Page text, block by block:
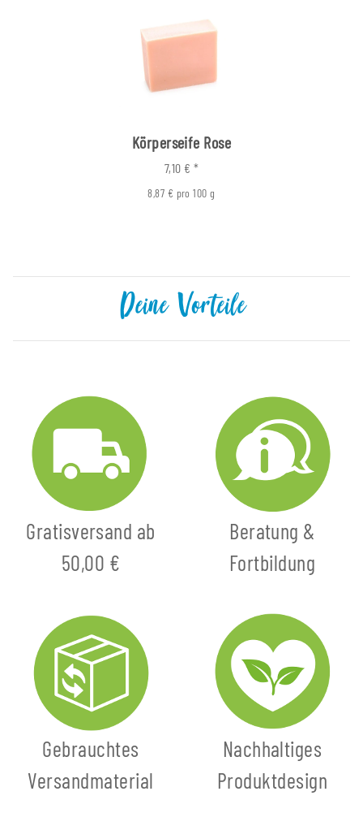
Körperseife Rose
7,10 € *
8,87 € pro 100 g
Deine Vorteile
Gratisversand ab
50,00 €
Beratung &
Fortbildung
Gebrauchtes
Versandmaterial
Nachhaltiges
Produktdesign